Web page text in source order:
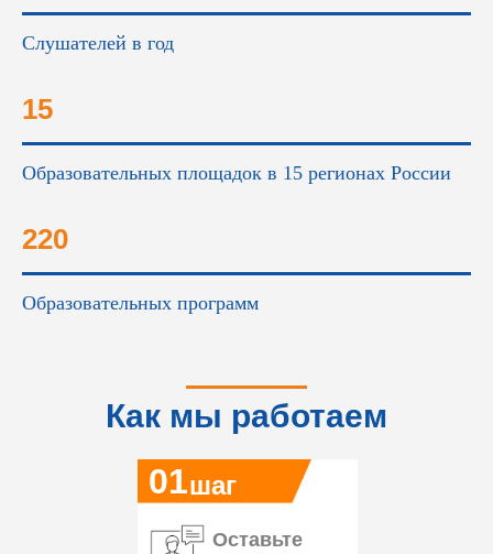
Слушателей в год
15
Образовательных площадок в 15 регионах России
220
Образовательных программ
Как мы работаем
01
Оставьте
шаг